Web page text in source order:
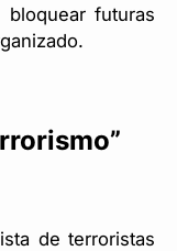
futuras
de terroristas